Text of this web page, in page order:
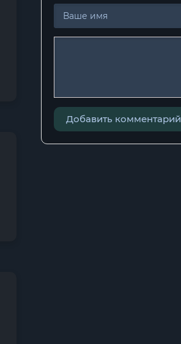
19
20
23
Добавить комментарий